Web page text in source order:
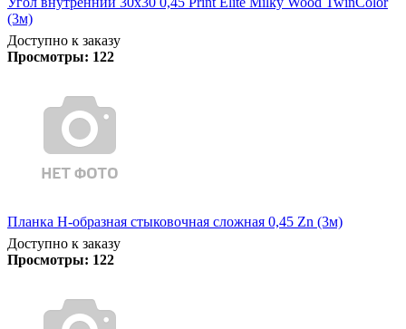
(3м)
Доступно к заказу
Просмотры: 122
Планка Н-образная стыковочная сложная 0,45 Zn (3м)
Доступно к заказу
Просмотры: 122